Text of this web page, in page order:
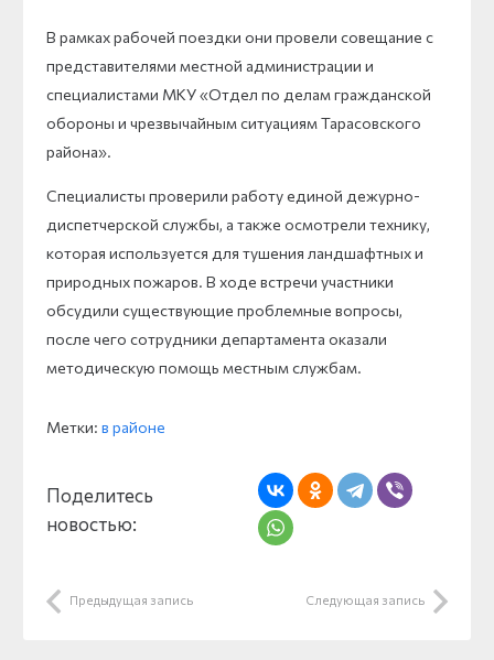
В рамках рабочей поездки они провели совещание с
представителями местной администрации и
специалистами МКУ «Отдел по делам гражданской
обороны и чрезвычайным ситуациям Тарасовского
района».
Специалисты проверили работу единой дежурно-
диспетчерской службы, а также осмотрели технику,
которая используется для тушения ландшафтных и
природных пожаров. В ходе встречи участники
обсудили существующие проблемные вопросы,
после чего сотрудники департамента оказали
методическую помощь местным службам.
Метки: в районе
Поделитесь
новостью:
Предыдущая запись Следующая запись